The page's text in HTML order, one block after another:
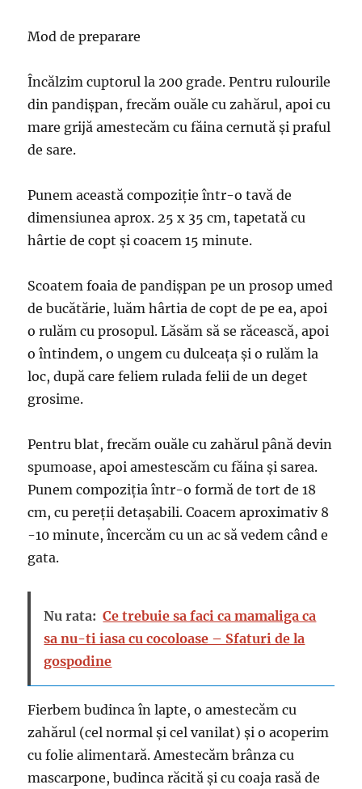
Mod de preparare
Încălzim cuptorul la 200 grade. Pentru rulourile
din pandișpan, frecăm ouăle cu zahărul, apoi cu
mare grijă amestecăm cu făina cernută și praful
de sare.
Punem această compoziție într-o tavă de
dimensiunea aprox. 25 x 35 cm, tapetată cu
hârtie de copt și coacem 15 minute.
Scoatem foaia de pandișpan pe un prosop umed
de bucătărie, luăm hârtia de copt de pe ea, apoi
o rulăm cu prosopul. Lăsăm să se răcească, apoi
o întindem, o ungem cu dulceața și o rulăm la
loc, după care feliem rulada felii de un deget
grosime.
Pentru blat, frecăm ouăle cu zahărul până devin
spumoase, apoi amestescăm cu făina și sarea.
Punem compoziția într-o formă de tort de 18
cm, cu pereții detașabili. Coacem aproximativ 8
-10 minute, încercăm cu un ac să vedem când e
gata.
Nu rata: Ce trebuie sa faci ca mamaliga ca
sa nu-ti iasa cu cocoloase – Sfaturi de la
gospodine
Fierbem budinca în lapte, o amestecăm cu
zahărul (cel normal și cel vanilat) și o acoperim
cu folie alimentară. Amestecăm brânza cu
mascarpone, budinca răcită și cu coaja rasă de